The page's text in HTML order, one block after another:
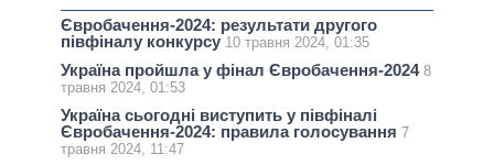
Євробачення-2024: результати другого
півфіналу конкурсу 10 травня 2024, 01:35
Україна пройшла у фінал Євробачення-2024 8
травня 2024, 01:53
Україна сьогодні виступить у півфіналі
Євробачення-2024: правила голосування 7
травня 2024, 11:47